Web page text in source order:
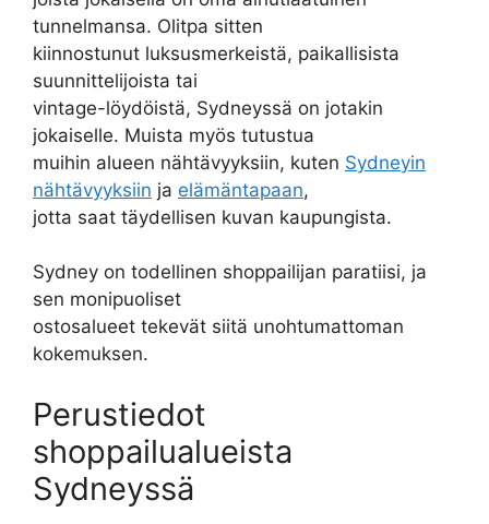
tunnelmansa. Olitpa sitten
kiinnostunut luksusmerkeistä, paikallisista
suunnittelijoista tai
vintage-löydöistä, Sydneyssä on jotakin
jokaiselle. Muista myös tutustua
muihin alueen nähtävyyksiin, kuten Sydneyin
nähtävyyksiin ja elämäntapaan,
jotta saat täydellisen kuvan kaupungista.
Sydney on todellinen shoppailijan paratiisi, ja
sen monipuoliset
ostosalueet tekevät siitä unohtumattoman
kokemuksen.
Perustiedot
shoppailualueista
Sydneyssä